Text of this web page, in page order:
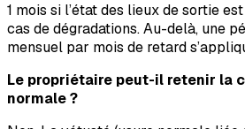
1 mois si l’état des lieux de sortie
cas de dégradations. Au-delà, une
mensuel par mois de retard
Le propriétaire peut-il retenir la
normale ?